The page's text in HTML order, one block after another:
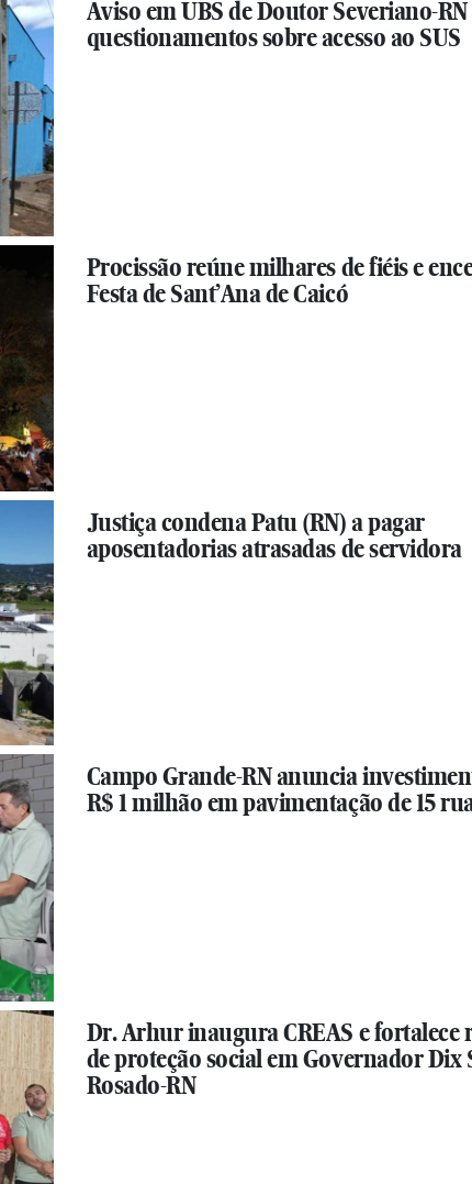
Aviso em UBS de Doutor Severiano-
questionamentos sobre acesso ao SUS
Procissão reúne milhares de fiéis e
Festa de Sant’Ana de Caicó
Justiça condena Patu (RN) a pagar
aposentadorias atrasadas de servidora
Campo Grande-RN anuncia
R$ 1 milhão em pavimentação de 15
Dr. Arhur inaugura CREAS e fortalece
de proteção social em Governador Dix
Rosado-RN